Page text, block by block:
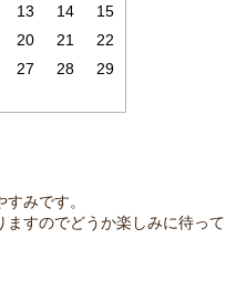
13 14
15
20 21
22
27 28
29